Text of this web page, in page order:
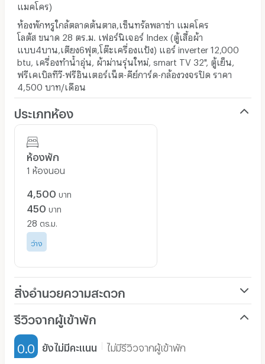
แมคโคร)
ห้องพักหรูใกล้ตลาดต้นตาล,เซ็นทรัลพลาซ่า แมคโคร
โลตัส ขนาด 28 ตร.ม. เฟอร์นิเจอร์ Index (ตู้เสื้อผ้า
แบบ4บาน,เตียง6ฟุต,โต๊ะเครื่องแป้ง) แอร์ inverter 12,000
btu, เครื่องทำน้ำอุ่น, ผ้าม่านรุ่นใหม่, smart TV 32", ตู้เย็น,
ฟรีเคเบิลทีวี-ฟรีอินเตอร์เน็ต-คีย์การ์ด-กล้องวงจรปิด ราคา
4,500 บาท/เดือน
ประเภทห้อง
ห้องพัก
1 ห้องนอน
4,500 บาท
450 บาท
28 ตร.ม.
ว่าง
สิ่งอำนวยความสะดวก
เฟอร์นิเจอร์-ตู้, เตียง
เครื่องทำน้ำอุ่น
รีวิวจากผู้เข้าพัก
0.0 ยังไม่มีคะแนน ไม่มีรีวิวจากผู้เข้าพัก